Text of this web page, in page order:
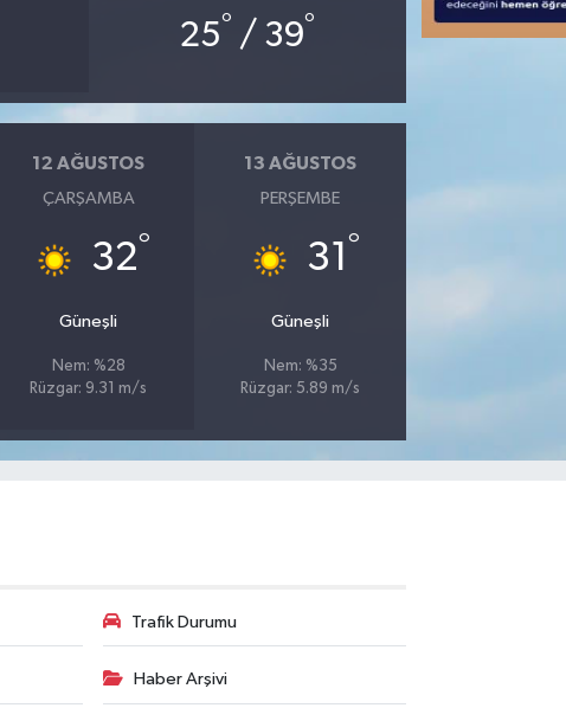
25° / 39°
12 AĞUSTOS
ÇARŞAMBA
32°
Güneşli
Nem: %28
Rüzgar: 9.31 m/s
13 AĞUSTOS
PERŞEMBE
31 °
Güneşli
Nem: %35
Rüzgar: 5.89 m/s
Trafik Durumu
Haber Arşivi